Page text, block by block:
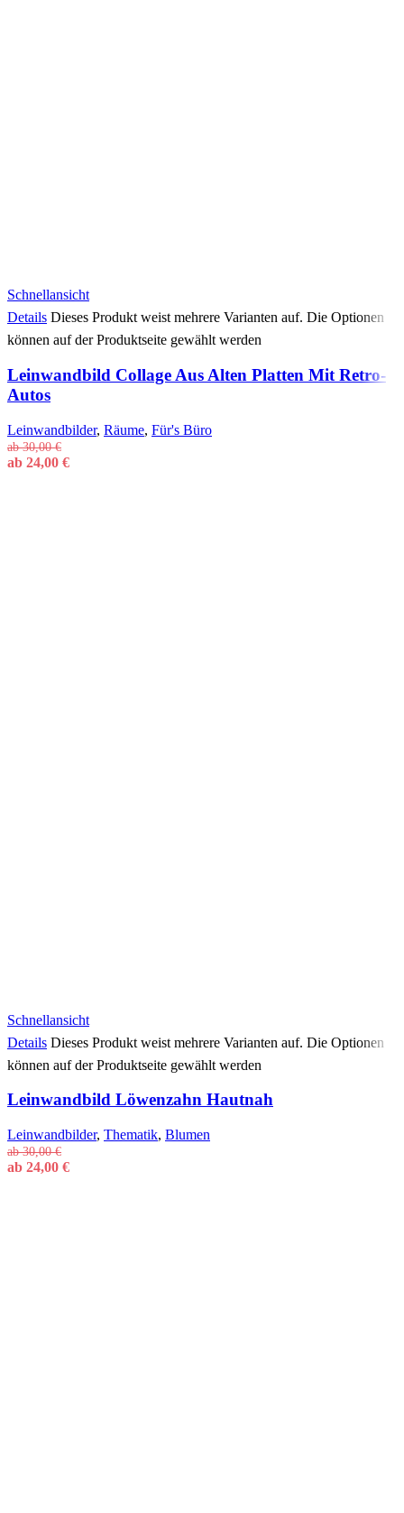
Schnellansicht
Details Dieses Produkt weist mehrere Varianten auf. Die Optionen
können auf der Produktseite gewählt werden
Leinwandbild Collage Aus Alten Platten Mit Retro-
Autos
Leinwandbilder, Räume, Für's Büro
ab30,00€
ab 24,00 €
Schnellansicht
Details Dieses Produkt weist mehrere Varianten auf. Die Optionen
können auf der Produktseite gewählt werden
Leinwandbild Löwenzahn Hautnah
Leinwandbilder, Thematik, Blumen
ab30,00€
ab 24,00 €